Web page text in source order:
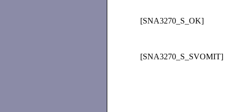
[SNA3270_S_OK]
[SNA3270_S_SVOMIT]